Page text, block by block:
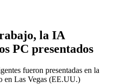
la IA
PC presentados
fueron presentadas en la
en Las Vegas (EE.UU.)